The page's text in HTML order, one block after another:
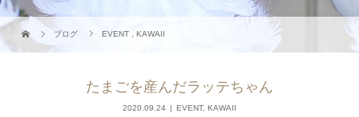
ブログ EVENT ,KAWAII
たまごを産んだラッテちゃん
2020.09.24 EVENT, KAWAII